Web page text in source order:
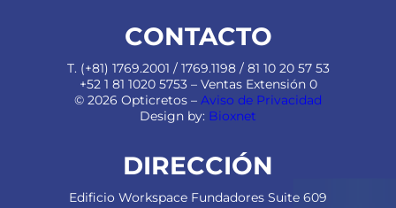
CONTACTO
T. (+81) 1769.2001 / 1769.1198 / 81 10 20 57 53
+52 1 81 1020 5753 – Ventas Extensión 0
© 2026 Opticretos – Aviso de Privacidad
Design by: Bioxnet
DIRECCIÓN
Edificio Workspace Fundadores Suite 609